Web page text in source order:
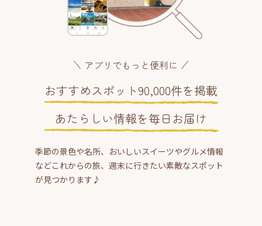
アプリでもっと便利に
おすすめスポット90,000件を掲載
あたらしい情報を毎日お届け
季節の景色や名所、おいしいスイーツやグルメ情報
などこれからの旅、週末に行きたい素敵なスポット
が見つかります♪